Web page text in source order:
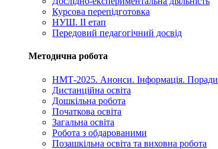
Курсова перепідготовка
НУШ. ІІ етап
Передовий педагогічний досвід
Методична робота
НМТ-2025. Анонси. Інформація. Поради
Дистанційна освіта
Дошкільна робота
Початкова освіта
Загальна освіта
Робота з обдарованими
Позашкільна освіта та виховна робота